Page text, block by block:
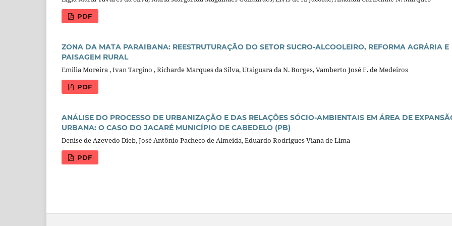
PDF
ZONA DA MATA PARAIBANA: REESTRUTURAÇÃO DO SETOR SUCRO-ALCOOLEIRO, REFORMA AGRÁRIA E
PAISAGEM RURAL
Emilia Moreira , Ivan Targino , Richarde Marques da Silva, Utaiguara da N. Borges, Vamberto José F. de Medeiros
PDF
ANÁLISE DO PROCESSO DE URBANIZAÇÃO E DAS RELAÇÕES SÓCIO-AMBIENTAIS EM ÁREA DE
URBANA: O CASO DO JACARÉ MUNICÍPIO DE CABEDELO (PB)
Denise de Azevedo Dieb, José Antônio Pacheco de Almeida, Eduardo Rodrigues Viana de Lima
PDF